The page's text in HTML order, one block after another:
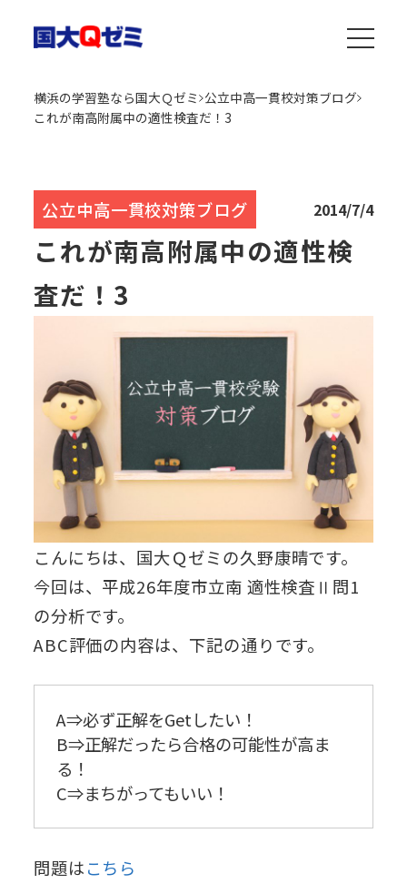
横浜の学習塾なら国大Ｑゼミ 公立中高一貫校対策ブログ
これが南高附属中の適性検査だ！3
公立中高一貫校対策ブログ 2014/7/4
これが南高附属中の適性検
査だ！3
こんにちは、国大Ｑゼミの久野康晴です。
今回は、平成26年度市立南 適性検査Ⅱ問1
の分析です。
ABC評価の内容は、下記の通りです。
A⇒必ず正解をGetしたい！
B⇒正解だったら合格の可能性が高ま
る！
C⇒まちがってもいい！
問題はこちら